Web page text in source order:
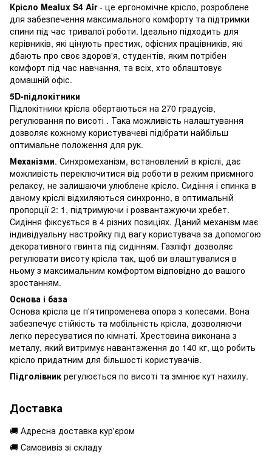
Крісло Mealux S4 Air- це ергономічне крісло, розроблене
для забезпечення максимального комфорту та підтримки
спини під час тривалої роботи. Ідеально підходить для
керівників, які цінують престиж, офісних працівників, які
дбають про своє здоров'я, студентів, яким потрібен
комфорт під час навчання, та всіх, хто облаштовує
домашній офіс.
5D-підлокітники
Підлокітники крісла обертаються на 270 градусів,
регулювання по висоті . Така можливість налаштування
дозволяє кожному користувачеві підібрати найбільш
оптимальне положення для рук.
Механізми. Синхромеханізм, встановлений в кріслі, дає
можливість переключитися від роботи в режим приємного
релаксу, не залишаючи улюблене крісло. Сидіння і спинка в
даному кріслі відхиляються синхронно, в оптимальній
пропорції 2: 1, підтримуючи і розвантажуючи хребет.
Сидіння фіксується в 4 різних позиціях. Даний механізм має
індивідуальну настройку під вагу користувача за допомогою
декоративного гвинта під сидінням. Газліфт дозволяє
регулювати висоту крісла так, щоб ви влаштувалися в
ньому з максимальним комфортом відповідно до вашого
зростанням.
Основа і база
Основа крісла це п'ятипроменева опора з колесами. Вона
забезпечує стійкість та мобільність крісла, дозволяючи
легко пересуватися по кімнаті. Хрестовина виконана з
металу, який витримує навантаження до 140 кг, що робить
крісло придатним для більшості користувачів.
Підголівник регулюється по висоті та змінює кут нахилу.
Доставка
🚚 Адресна доставка кур'єром
🚚 Самовивіз зі складу